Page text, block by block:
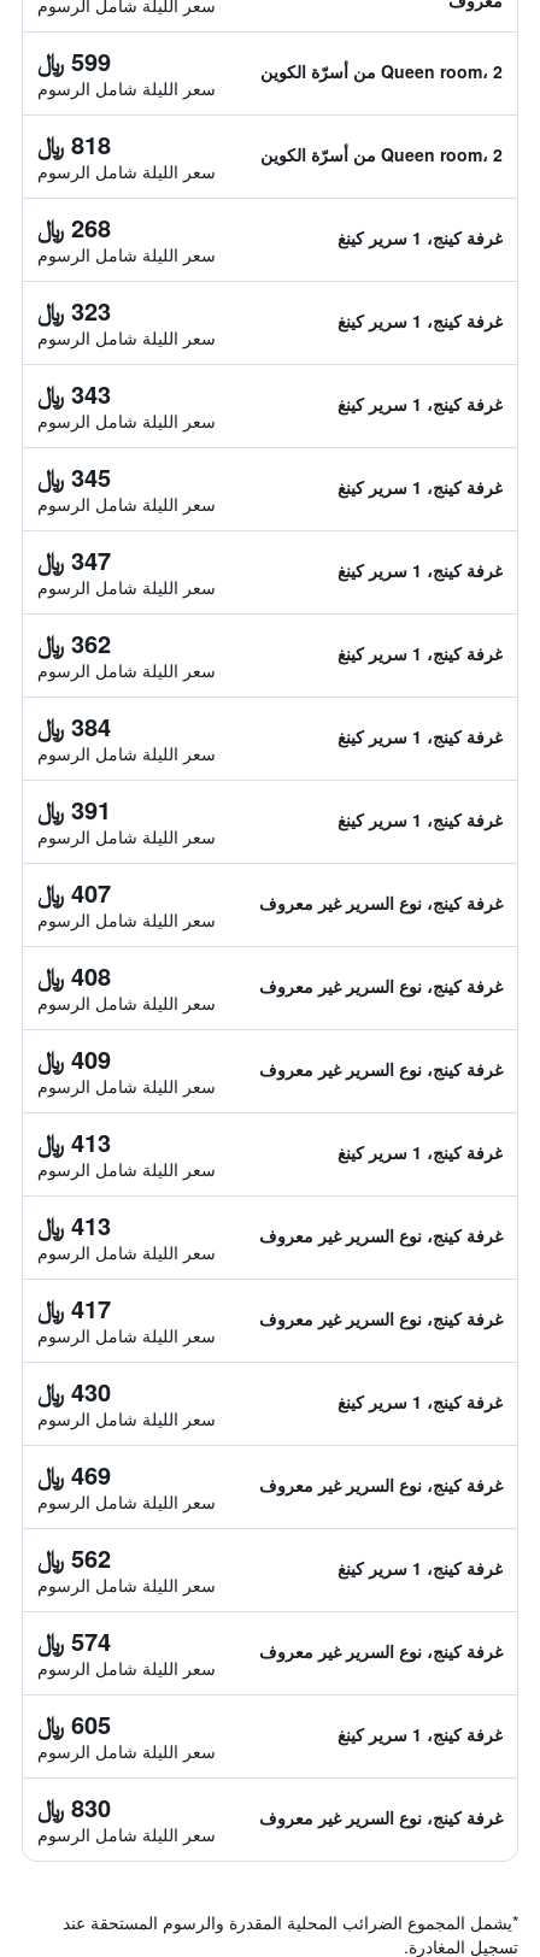
سعر الليلة شامل الرسوم
Queen room، 2 من أسرّة الكوين 599 ﷼
سعر الليلة شامل الرسوم
Queen room، 2 من أسرّة الكوين 818 ﷼
سعر الليلة شامل الرسوم
غرفة كينج، 1 سرير كينغ 268 ﷼
سعر الليلة شامل الرسوم
غرفة كينج، 1 سرير كينغ 323 ﷼
سعر الليلة شامل الرسوم
غرفة كينج، 1 سرير كينغ 343 ﷼
سعر الليلة شامل الرسوم
غرفة كينج، 1 سرير كينغ 345 ﷼
سعر الليلة شامل الرسوم
غرفة كينج، 1 سرير كينغ 347 ﷼
سعر الليلة شامل الرسوم
غرفة كينج، 1 سرير كينغ 362 ﷼
سعر الليلة شامل الرسوم
غرفة كينج، 1 سرير كينغ 384 ﷼
سعر الليلة شامل الرسوم
غرفة كينج، 1 سرير كينغ 391 ﷼
سعر الليلة شامل الرسوم
غرفة كينج، نوع السرير غير معروف 407 ﷼
سعر الليلة شامل الرسوم
غرفة كينج، نوع السرير غير معروف 408 ﷼
سعر الليلة شامل الرسوم
غرفة كينج، نوع السرير غير معروف 409 ﷼
سعر الليلة شامل الرسوم
غرفة كينج، 1 سرير كينغ 413 ﷼
سعر الليلة شامل الرسوم
غرفة كينج، نوع السرير غير معروف 413 ﷼
سعر الليلة شامل الرسوم
غرفة كينج، نوع السرير غير معروف 417 ﷼
سعر الليلة شامل الرسوم
غرفة كينج، 1 سرير كينغ 430 ﷼
سعر الليلة شامل الرسوم
غرفة كينج، نوع السرير غير معروف 469 ﷼
سعر الليلة شامل الرسوم
غرفة كينج، 1 سرير كينغ 562 ﷼
سعر الليلة شامل الرسوم
غرفة كينج، نوع السرير غير معروف 574 ﷼
سعر الليلة شامل الرسوم
غرفة كينج، 1 سرير كينغ 605 ﷼
سعر الليلة شامل الرسوم
غرفة كينج، نوع السرير غير معروف 830 ﷼
سعر الليلة شامل الرسوم
*يشمل المجموع الضرائب المحلية المقدرة والرسوم المستحقة عند
تسجيل المغادرة.